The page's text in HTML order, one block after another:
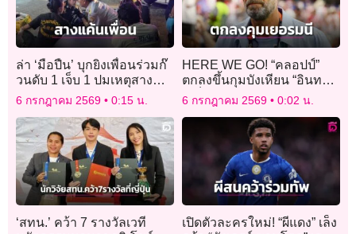
ล่า ‘มือปืน’ บุกยิงเพื่อนร่วมก๊
วนดับ 1 เจ็บ 1 ปมเหตุสาง
แค้นติดคุกถูกตีท้ายครัว
6 กรกฎาคม 2569 0:15 น.
HERE WE GO! “คลอปป์”
ตกลงขึ้นกุมบังเหียน “อินทรี
เหล็ก”
6 กรกฎาคม 2569 0:02 น.
‘สทน.’ คว้า 7 รางวัลเวที
เปิดตัวละครใหม่! “ผีแดง” เล็ง